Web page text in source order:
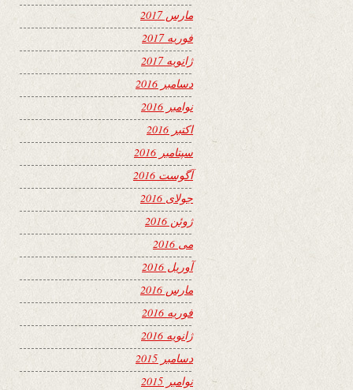
مارس 2017
فوریه 2017
ژانویه 2017
دسامبر 2016
نوامبر 2016
اکتبر 2016
سپتامبر 2016
آگوست 2016
جولای 2016
ژوئن 2016
می 2016
آوریل 2016
مارس 2016
فوریه 2016
ژانویه 2016
دسامبر 2015
نوامبر 2015